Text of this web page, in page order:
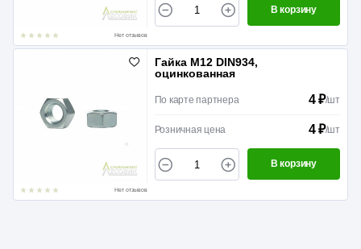
Нет отзывов
В корзину
Нет отзывов
Гайка М12 DIN934,
оцинкованная
По карте партнера 4 ₽/шт
Розничная цена 4 ₽/шт
В корзину